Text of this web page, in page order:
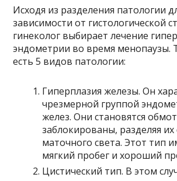
Исходя из разделения патологии
зависимости от гистологической
гинеколог выбирает лечение
эндометрии во время менопаузы.
есть 5 видов патологии:
Гиперплазия железы. Он
чрезмерной группой
желез. Они становятся
заблокированы, разделяя
маточного света. Этот тип
мягкий пробег и хороший
Цистический тип. В этом